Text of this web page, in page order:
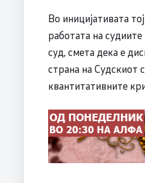
Во иницијативата
работата на
суд, смета дека е
страна на Судскиот
квантитативните